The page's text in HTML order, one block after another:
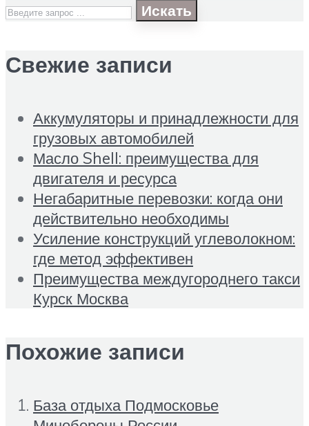
Искать
Свежие записи
Аккумуляторы и принадлежности для
грузовых автомобилей
Масло Shell: преимущества для
двигателя и ресурса
Негабаритные перевозки: когда они
действительно необходимы
Усиление конструкций углеволокном:
где метод эффективен
Преимущества междугороднего такси
Курск Москва
Похожие записи
База отдыха Подмосковье